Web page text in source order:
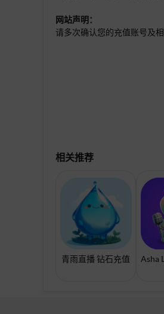
网站声明：
请多次确认您的充值账号及
相关推荐
青雨直播 钻石充值
Asha